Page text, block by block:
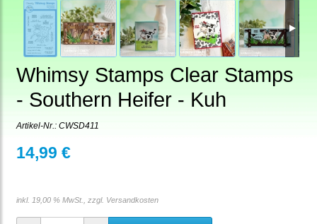
Whimsy Stamps Clear Stamps
- Southern Heifer - Kuh
Artikel-Nr.: CWSD411
14,99 €
inkl. 19,00 % MwSt., zzgl. Versandkosten